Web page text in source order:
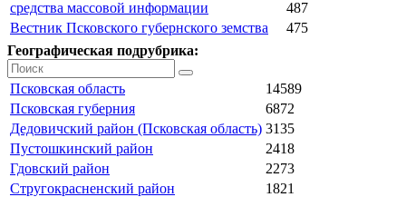
средства массовой информации
487
Вестник Псковского губернского земства
475
Географическая подрубрика:
Псковская область
14589
Псковская губерния
6872
Дедовичский район (Псковская область) 3135
Пустошкинский район
2418
Гдовский район
2273
Стругокрасненский район
1821